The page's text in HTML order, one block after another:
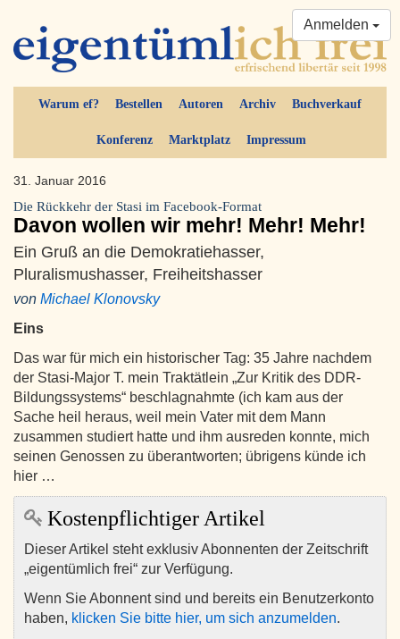
Warum ef? Bestellen Autoren Archiv Buchverkauf
Konferenz Marktplatz Impressum
Anmelden
31. Januar 2016
Die Rückkehr der Stasi im Facebook-Format
Davon wollen wir mehr! Mehr! Mehr!
Ein Gruß an die Demokratiehasser,
Pluralismushasser, Freiheitshasser
von Michael Klonovsky
Eins
Das war für mich ein historischer Tag: 35 Jahre nachdem
der Stasi-Major T. mein Traktätlein „Zur Kritik des DDR-
Bildungssystems“ beschlagnahmte (ich kam aus der
Sache heil heraus, weil mein Vater mit dem Mann
zusammen studiert hatte und ihm ausreden konnte, mich
seinen Genossen zu überantworten; übrigens künde ich
hier …
Kostenpflichtiger Artikel
Dieser Artikel steht exklusiv Abonnenten der Zeitschrift
„eigentümlich frei“ zur Verfügung.
Wenn Sie Abonnent sind und bereits ein Benutzerkonto
haben, klicken Sie bitte hier, um sich anzumelden.